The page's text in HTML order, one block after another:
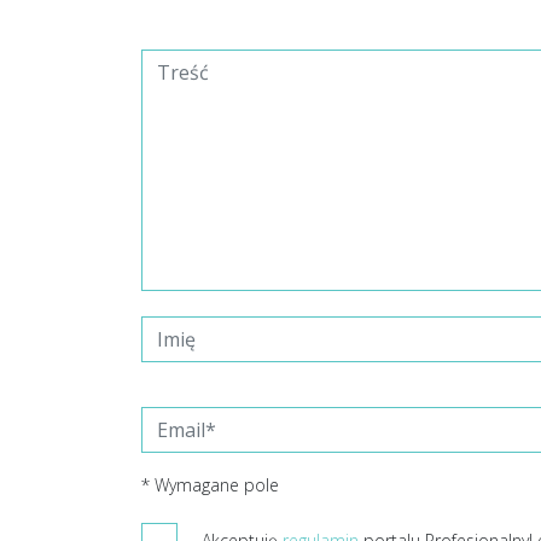
* Wymagane pole